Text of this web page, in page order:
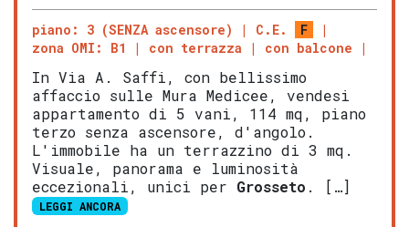
piano: 3 (SENZA ascensore) C.E.
F
zona OMI: B1
con terrazza con balcone
In Via A. Saffi, con bellissimo
affaccio sulle Mura Medicee, vendesi
appartamento di 5 vani, 114 mq, piano
terzo senza ascensore, d'angolo.
L'immobile ha un terrazzino di 3 mq.
Visuale, panorama e luminosità
eccezionali, unici per Grosseto . […]
LEGGI ANCORA